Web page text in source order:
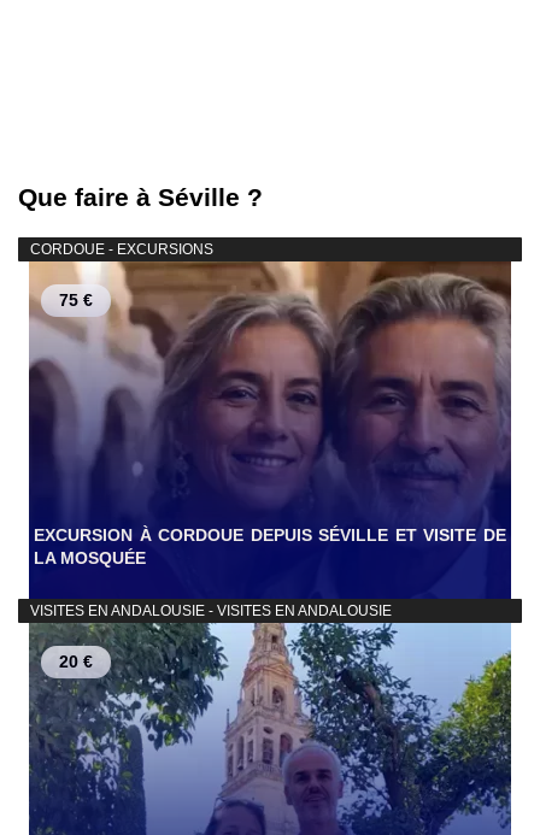
Que faire à Séville ?
CORDOUE - EXCURSIONS
75 €
EXCURSION À CORDOUE DEPUIS SÉVILLE ET VISITE DE
LA MOSQUÉE
VISITES EN ANDALOUSIE - VISITES EN ANDALOUSIE
20 €